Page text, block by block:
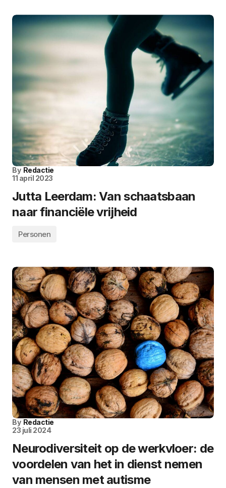
By Redactie
11 april 2023
Jutta Leerdam: Van schaatsbaan
naar financiële vrijheid
Personen
By Redactie
23 juli 2024
Neurodiversiteit op de werkvloer: de
voordelen van het in dienst nemen
van mensen met autisme